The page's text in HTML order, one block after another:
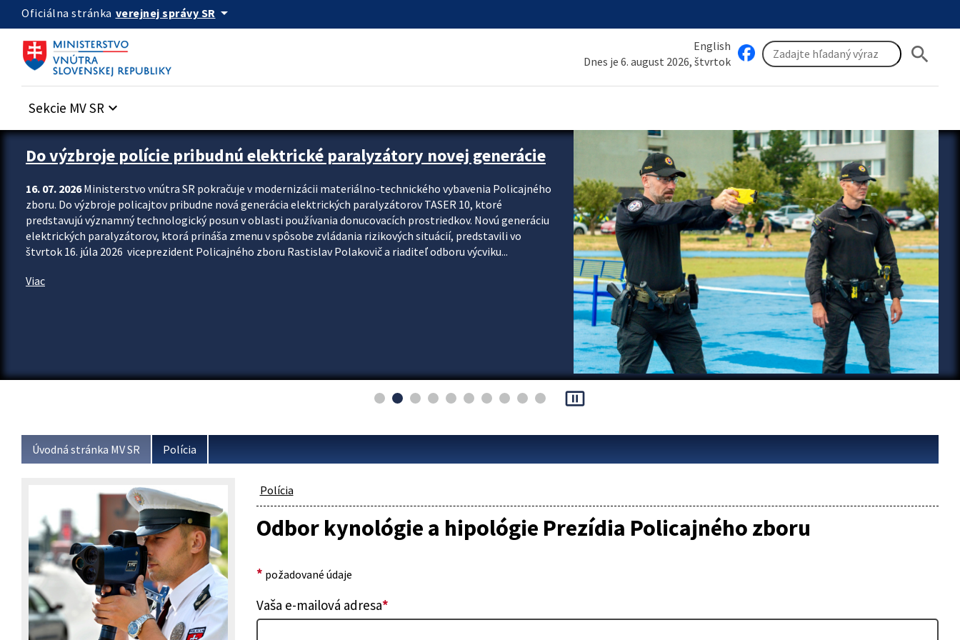
Preskocit na hlavný obsah
Oficiálna stránka verejnej správy SR arrow_drop_down
English
Dnes je 6. august 2026, štvrtok
search
Sekcie MV SR keyboard_arrow_down
Zastavit automatický posun upútavok
Do výzbroje polície pribudnú elektrické paralyzátory novej generácie
16. 07. 2026Ministerstvo vnútra SR pokračuje v modernizácii materiálno-technického vybavenia Policajného
zboru. Do výzbroje policajtov pribudne nová generácia elektrických paralyzátorov TASER 10, ktoré
predstavujú významný technologický posun v oblasti používania donucovacích prostriedkov. Novú generáciu
elektrických paralyzátorov, ktorá prináša zmenu v spôsobe zvládania rizikových situácií, predstavili vo
štvrtok 16. júla 2026 viceprezident Policajného zboru Rastislav Polakovič a riaditeľ odboru výcviku...
Viac
pause_presentation
Úvodná stránka MV SR Polícia
Polícia
Odbor kynológie a hipológie Prezídia Policajného zboru
* požadované údaje
Vaša e-mailová adresa*